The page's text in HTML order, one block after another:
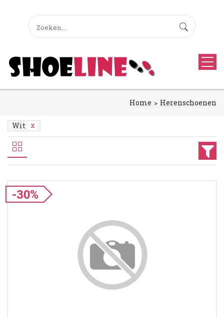
Home Herenschoenen
Wit
-30%